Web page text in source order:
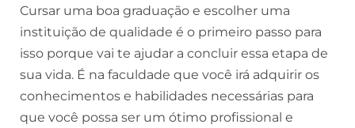
Cursar uma boa graduação e escolher uma
instituição de qualidade é o primeiro passo para
isso porque vai te ajudar a concluir essa etapa de
sua vida. É na faculdade que você irá adquirir os
conhecimentos e habilidades necessárias para
que você possa ser um ótimo profissional e